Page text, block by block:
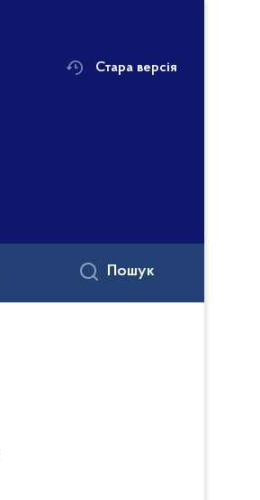
Стара версія
Пошук